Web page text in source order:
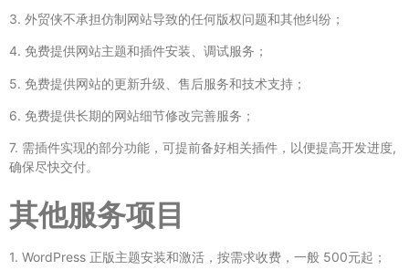
3. 外贸侠不承担仿制网站导致的任何版权问题和其他纠纷；
4. 免费提供网站主题和插件安装、调试服务；
5. 免费提供网站的更新升级、售后服务和技术支持；
6. 免费提供长期的网站细节修改完善服务；
7. 需插件实现的部分功能，可提前备好相关插件，以便提高开发进度,
确保尽快交付。
其他服务项目
1. WordPress 正版主题安装和激活，按需求收费，一般 500元起；